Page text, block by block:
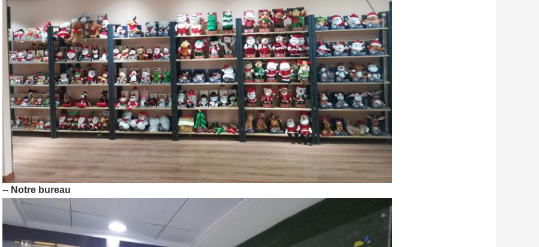
-- Notre bureau